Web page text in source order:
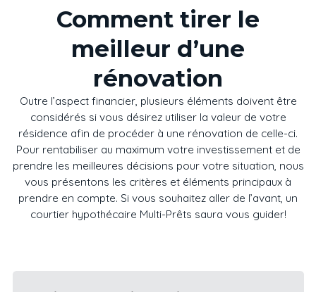
Comment tirer le
meilleur d’une
rénovation
Outre l’aspect financier, plusieurs éléments doivent être
considérés si vous désirez utiliser la valeur de votre
résidence afin de procéder à une rénovation de celle-ci.
Pour rentabiliser au maximum votre investissement et de
prendre les meilleures décisions pour votre situation, nous
vous présentons les critères et éléments principaux à
prendre en compte. Si vous souhaitez aller de l’avant, un
courtier hypothécaire Multi-Prêts saura vous guider!